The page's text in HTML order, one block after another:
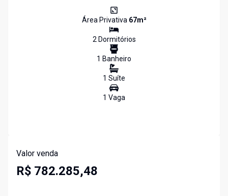
Área Privativa 67m²
2Dormitórios
1 Banheiro
1 Suíte
1 Vaga
Valor venda
R$ 782.285,48